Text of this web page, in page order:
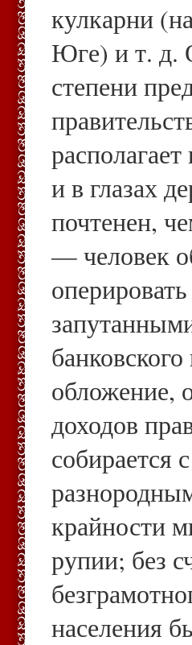
кулкарни
Юге) и т. д.
степени
и в глазах
почтенен,
— человек
обложение,
доходов
собирается
крайности
рупии; без
населения